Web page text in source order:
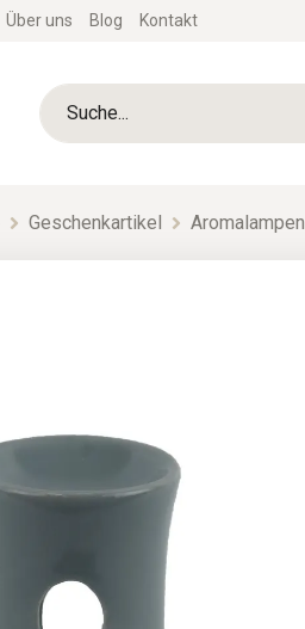
Über uns Blog Kontakt
Geschenkartikel Aromalampen